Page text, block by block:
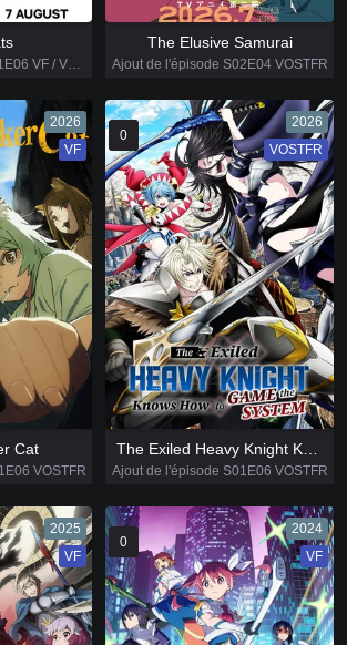
Ajout de l'épisode S01E06 VF / VOSTFR
The Elusive Samurai
Ajout de l'épisode S02E04 VOSTFR
2026
VF
Cat
VOSTFR
0
2026
VOSTFR
Ajout de l'épisode S01E06 VOSTFR
2025
VF
0
2024
VF